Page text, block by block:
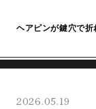
ヘアピンが鍵穴で折
2026.05.19